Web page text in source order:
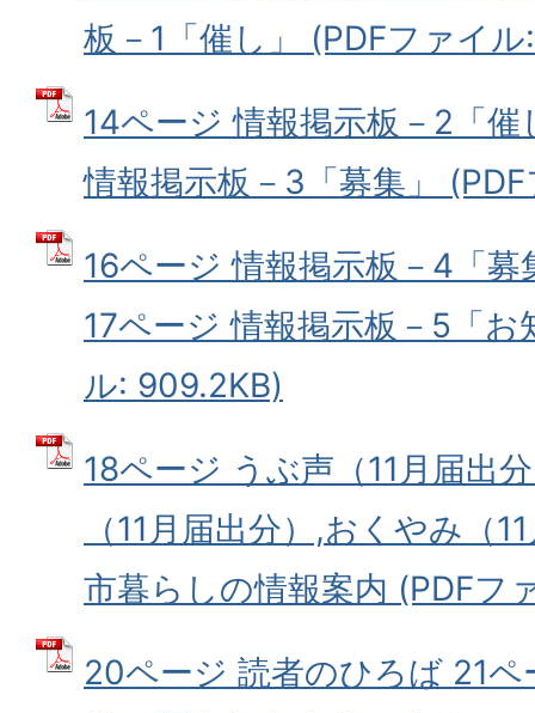
板－1「催し」 (PDFファイ
14ページ 情報掲示板－2「
情報掲示板－3「募集」
16ページ 情報掲示板－4「
17ページ 情報掲示板－5「
ル: 909.2KB)
18ページ うぶ声（11月届出
（11月届出分）,おくやみ（
市暮らしの情報案内 (PDFフ
20ページ 読者のひろば 21